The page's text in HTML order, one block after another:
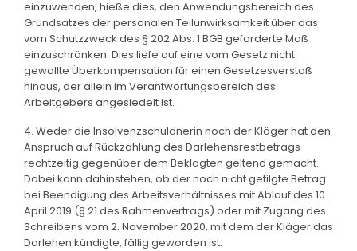
einzuwenden, hieße dies, den Anwendungsbereich des
Grundsatzes der personalen Teilunwirksamkeit über das
vom Schutzzweck des § 202 Abs. 1 BGB geforderte Maß
einzuschränken. Dies liefe auf eine vom Gesetz nicht
gewollte Überkompensation für einen Gesetzesverstoß
hinaus, der allein im Verantwortungsbereich des
Arbeitgebers angesiedelt ist.
4. Weder die Insolvenzschuldnerin noch der Kläger hat den
Anspruch auf Rückzahlung des Darlehensrestbetrags
rechtzeitig gegenüber dem Beklagten geltend gemacht.
Dabei kann dahinstehen, ob der noch nicht getilgte Betrag
bei Beendigung des Arbeitsverhältnisses mit Ablauf des 10.
April 2019 (§ 21 des Rahmenvertrags) oder mit Zugang des
Schreibens vom 2. November 2020, mit dem der Kläger das
Darlehen kündigte, fällig geworden ist.